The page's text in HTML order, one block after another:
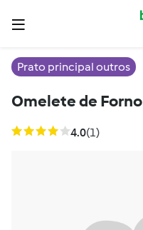
Prato principal outros
Omelete de Forno
4.0(1)